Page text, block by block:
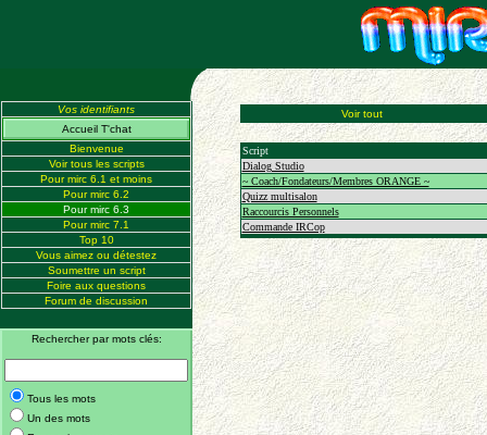
Vos identifiants
Accueil T'chat
Bienvenue
Voir tous les scripts
Pour mirc 6.1 et moins
Pour mirc 6.2
Pour mirc 6.3
Pour mirc 7.1
Top 10
Vous aimez ou détestez
Soumettre un script
Foire aux questions
Forum de discussion
Rechercher par mots clés:
Tous les mots
Un des mots
Voir tout
Script
Dialog Studio
~ Coach/Fondateurs/Membres ORANGE ~
Quizz multisalon
Raccourcis Personnels
Commande IRCop